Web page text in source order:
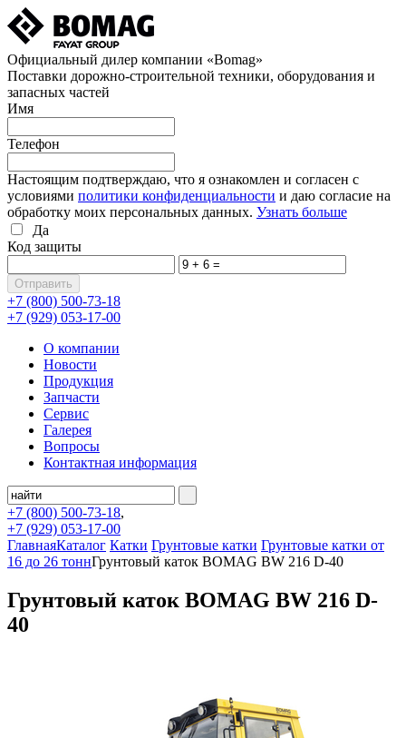
Официальный дилер компании «Bomag»
Поставки дорожно-строительной техники, оборудования и
запасных частей
Имя
Телефон
Настоящим подтверждаю, что я ознакомлен и согласен с
условиями политики конфиденциальности и даю согласие на
обработку моих персональных данных. Узнать больше
Да
Код защиты
+7 (800) 500-73-18
+7 (929) 053-17-00
О компании
Новости
Продукция
Запчасти
Сервис
Галерея
Вопросы
Контактная информация
+7 (800) 500-73-18,
+7 (929) 053-17-00
ГлавнаяКаталог Катки Грунтовые катки Грунтовые катки от
16 до 26 тоннГрунтовый каток BOMAG BW 216 D-40
Грунтовый каток BOMAG BW 216 D-
40